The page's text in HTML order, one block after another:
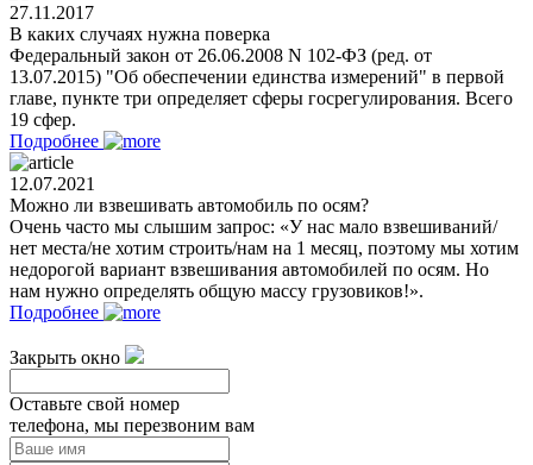
27.11.2017
В каких случаях нужна поверка
Федеральный закон от 26.06.2008 N 102-ФЗ (ред. от
13.07.2015) "Об обеспечении единства измерений" в первой
главе, пункте три определяет сферы госрегулирования. Всего
19 сфер.
Подробнее
12.07.2021
Можно ли взвешивать автомобиль по осям?
Очень часто мы слышим запрос: «У нас мало взвешиваний/
нет места/не хотим строить/нам на 1 месяц, поэтому мы хотим
недорогой вариант взвешивания автомобилей по осям. Но
нам нужно определять общую массу грузовиков!».
Подробнее
Закрыть окно
Оставьте свой номер
телефона, мы перезвоним вам